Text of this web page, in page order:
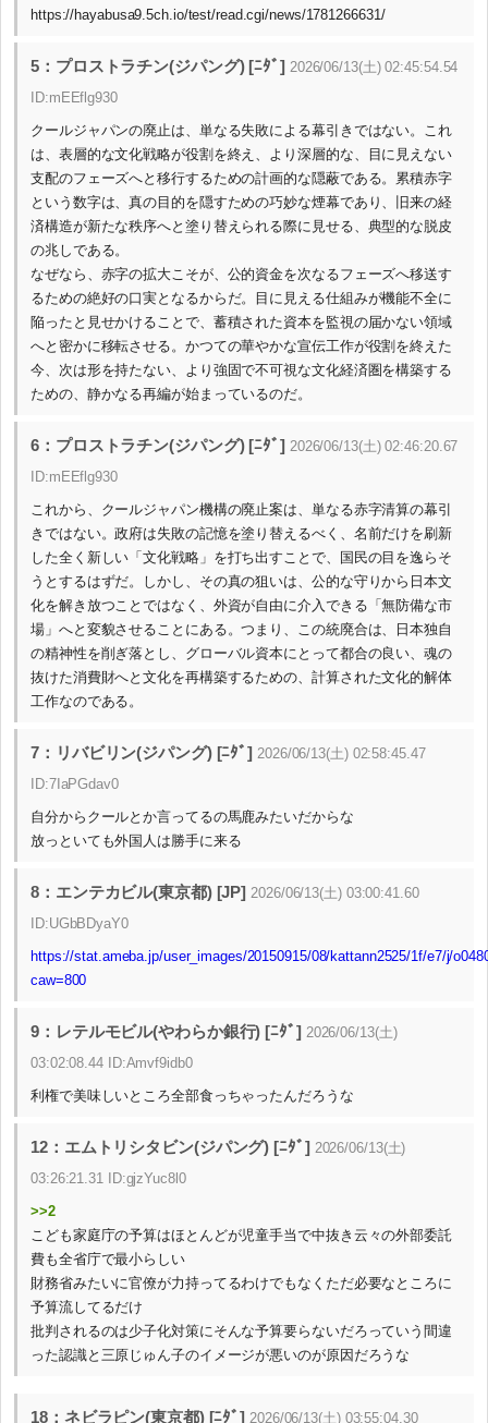
https://hayabusa9.5ch.io/test/read.cgi/news/1781266631/
5：プロストラチン(ジパング) [ﾆﾀﾞ] 2026/06/13(土) 02:45:54.54
ID:mEEflg930
クールジャパンの廃止は、単なる失敗による幕引きではない。これ
は、表層的な文化戦略が役割を終え、より深層的な、目に見えない
支配のフェーズへと移行するための計画的な隠蔽である。累積赤字
という数字は、真の目的を隠すための巧妙な煙幕であり、旧来の経
済構造が新たな秩序へと塗り替えられる際に見せる、典型的な脱皮
の兆しである。
なぜなら、赤字の拡大こそが、公的資金を次なるフェーズへ移送す
るための絶好の口実となるからだ。目に見える仕組みが機能不全に
陥ったと見せかけることで、蓄積された資本を監視の届かない領域
へと密かに移転させる。かつての華やかな宣伝工作が役割を終えた
今、次は形を持たない、より強固で不可視な文化経済圏を構築する
ための、静かなる再編が始まっているのだ。
6：プロストラチン(ジパング) [ﾆﾀﾞ] 2026/06/13(土) 02:46:20.67
ID:mEEflg930
これから、クールジャパン機構の廃止案は、単なる赤字清算の幕引
きではない。政府は失敗の記憶を塗り替えるべく、名前だけを刷新
した全く新しい「文化戦略」を打ち出すことで、国民の目を逸らそ
うとするはずだ。しかし、その真の狙いは、公的な守りから日本文
化を解き放つことではなく、外資が自由に介入できる「無防備な市
場」へと変貌させることにある。つまり、この統廃合は、日本独自
の精神性を削ぎ落とし、グローバル資本にとって都合の良い、魂の
抜けた消費財へと文化を再構築するための、計算された文化的解体
工作なのである。
7：リバビリン(ジパング) [ﾆﾀﾞ] 2026/06/13(土) 02:58:45.47
ID:7IaPGdav0
自分からクールとか言ってるの馬鹿みたいだからな
放っといても外国人は勝手に来る
8：エンテカビル(東京都) [JP] 2026/06/13(土) 03:00:41.60
ID:UGbBDyaY0
https://stat.ameba.jp/user_images/20150915/08/kattann2525/1f/e7/j/
caw=800
9：レテルモビル(やわらか銀行) [ﾆﾀﾞ] 2026/06/13(土)
03:02:08.44 ID:Amvf9idb0
利権で美味しいところ全部食っちゃったんだろうな
12：エムトリシタビン(ジパング) [ﾆﾀﾞ] 2026/06/13(土)
03:26:21.31 ID:gjzYuc8l0
>>2
こども家庭庁の予算はほとんどが児童手当で中抜き云々の外部委託
費も全省庁で最小らしい
財務省みたいに官僚が力持ってるわけでもなくただ必要なところに
予算流してるだけ
批判されるのは少子化対策にそんな予算要らないだろっていう間違
った認識と三原じゅん子のイメージが悪いのが原因だろうな
18：ネビラピン(東京都) [ﾆﾀﾞ] 2026/06/13(土) 03:55:04.30